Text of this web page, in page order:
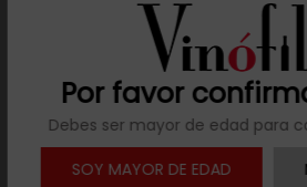
Por favor
Debes ser mayor de edad para
SOY MAYOR DE EDAD
Resuelve tus
Llámanos al teléfono 691 108 942,
no festivos, de 9h a